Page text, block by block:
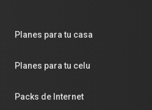
Planes para tu casa
Planes para tu celu
Packs de Internet